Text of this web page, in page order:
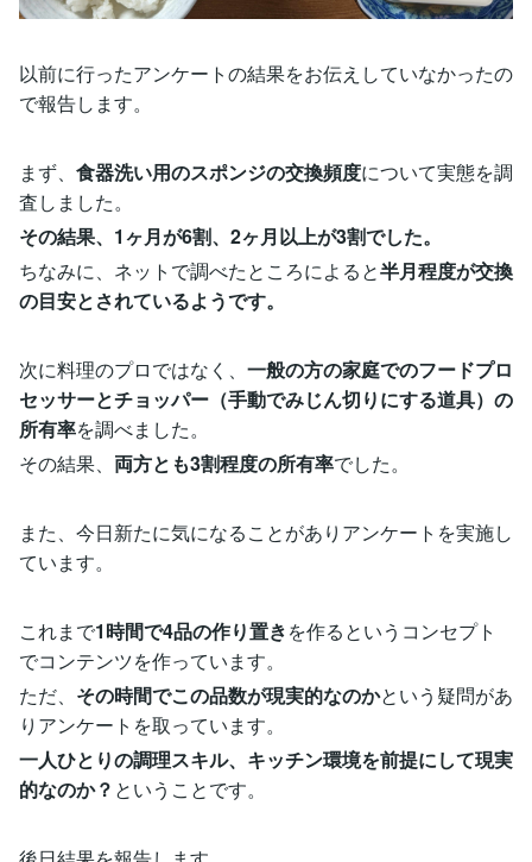
以前に行ったアンケートの結果をお伝えしていなかったの
で報告します。
まず、 食器洗い用のスポンジの交換頻度について実態を調
査しました。
その結果、1ヶ月が6割、2ヶ月以上が3割でした。
ちなみに、ネットで調べたところによると半月程度が交換
の目安とされているようです。
次に料理のプロではなく、 一般の方の家庭でのフードプロ
セッサーとチョッパー（手動でみじん切りにする道具）の
所有率を調べました。
その結果、 両方とも3割程度の所有率でした。
また、今日新たに気になることがありアンケートを実施し
ています。
これまで1時間で4品の作り置きを作るというコンセプト
でコンテンツを作っています。
ただ、 その時間でこの品数が現実的なのかという疑問があ
りアンケートを取っています。
一人ひとりの調理スキル、キッチン環境を前提にして現実
的なのか？ ということです。